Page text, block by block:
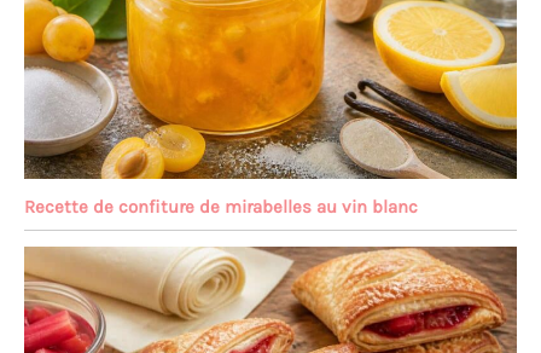
Recette de confiture de mirabelles au vin blanc